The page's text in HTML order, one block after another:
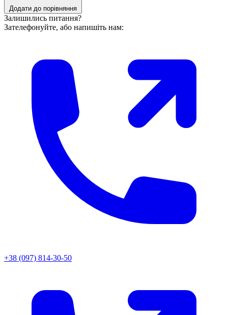
Додати до порівняння
Залишились питання?
Зателефонуйте, або напишіть нам:
+38 (097) 814-30-50